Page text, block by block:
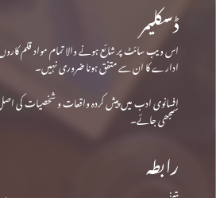
ڈسکلیمر
اس ویب سائٹ پر شائع ہونے والا تمام مواد قلم
ادارے کا ان سے متفق ہونا ضروری نہیں۔
افسانوی ادب میں پیش کردہ واقعات و شخصیات کی
سمجھی جائے۔
رابطہ
پتہ: